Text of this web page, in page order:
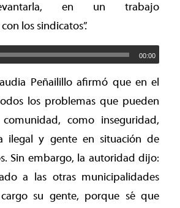
en un trabajo
los sindicatos”.
00:00
Peñailillo afirmó que en el
los problemas que pueden
como inseguridad,
ilegal y gente en situación de
Sin embargo, la autoridad dijo:
a las otras municipalidades
su gente, porque sé que